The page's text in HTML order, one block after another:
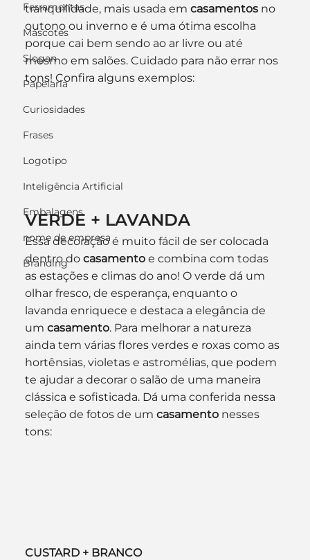
Ferramentas
Mascotes
Slogan
Papelaria
Curiosidades
Frases
Logotipo
Inteligência Artificial
Embalagens
nome de empresa
Branding
tranquilidade, mais usada em casamentos no
outono ou inverno e é uma ótima escolha
porque cai bem sendo ao ar livre ou até
mesmo em salões. Cuidado para não errar nos
tons! Confira alguns exemplos:
VERDE + LAVANDA
Essa decoração é muito fácil de ser colocada
dentro do casamento e combina com todas
as estações e climas do ano! O verde dá um
olhar fresco, de esperança, enquanto o
lavanda enriquece e destaca a elegância de
um casamento. Para melhorar a natureza
ainda tem várias flores verdes e roxas como as
hortênsias, violetas e astromélias, que podem
te ajudar a decorar o salão de uma maneira
clássica e sofisticada. Dá uma conferida nessa
seleção de fotos de um casamento nesses
tons:
CUSTARD + BRANCO